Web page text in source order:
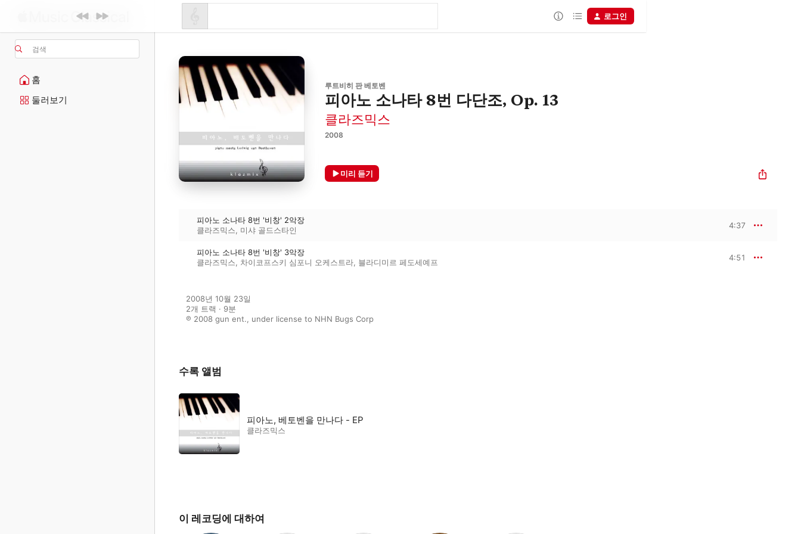
검색
홈
둘러보기
로그인
루트비히 판 베토벤
피아노 소나타 8번 다단조, Op. 13
클라즈믹스
2008
미리 듣기
피아노 소나타 8번 '비창' 2악장
클라즈믹스, 미샤 골드스타인
4:37
피아노 소나타 8번 '비창' 3악장
클라즈믹스, 차이코프스키 심포니 오케스트라, 블라디미르 페도세예프
4:51
2008년 10월 23일
2개 트랙 · 9분
℗ 2008 gun ent., under license to NHN Bugs Corp
수록 앨범
피아노, 베토벤을 만나다 - EP
클라즈믹스
이 레코딩에 대하여